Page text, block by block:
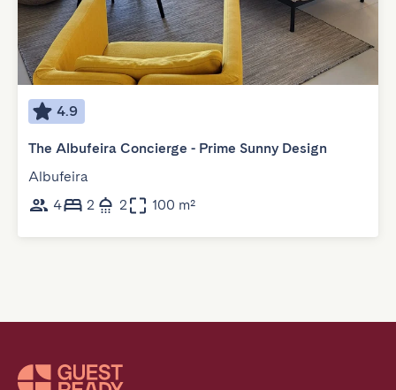
4.9
The Albufeira Concierge - Prime Sunny Design
Albufeira
4
2 2 100 m²